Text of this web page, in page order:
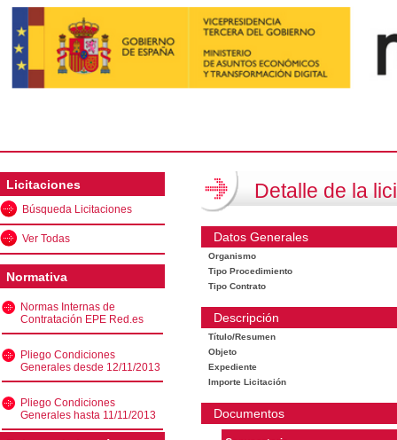
Licitaciones
Búsqueda Licitaciones
Ver Todas
Normativa
Normas Internas de
Contratación EPE Red.es
Pliego Condiciones
Generales desde 12/11/2013
Pliego Condiciones
Generales hasta 11/11/2013
Detalle de la
Datos Generales
Organismo
Tipo Procedimiento
Tipo Contrato
Descripción
Título/Resumen
Objeto
Expediente
Importe Licitación
Documentos